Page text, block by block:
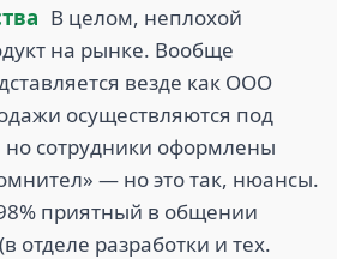
В целом, неплохой
на рынке. Вообще
везде как ООО
осуществляются под
сотрудники оформлены
— но это так, нюансы.
приятный в общении
отделе разработки и тех.